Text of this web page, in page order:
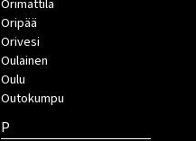
Orimattila
Oripää
Orivesi
Oulainen
Oulu
Outokumpu
P